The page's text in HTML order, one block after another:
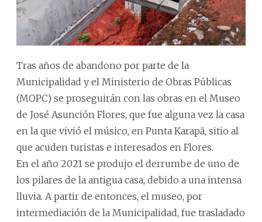
Tras años de abandono por parte de la
Municipalidad y el Ministerio de Obras Públicas
(MOPC) se proseguirán con las obras en el Museo
de José Asunción Flores, que fue alguna vez la casa
en la que vivió el músico, en Punta Karapã, sitio al
que acuden turistas e interesados en Flores.
En el año 2021 se produjo el derrumbe de uno de
los pilares de la antigua casa, debido a una intensa
lluvia. A partir de entonces, el museo, por
intermediación de la Municipalidad, fue trasladado